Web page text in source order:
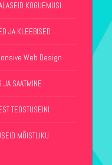
KOGUEMUSI
JA KLEEBISED
Web Design
JA SAATMINE
TEOSTUSEINI
MÕISTLIKU